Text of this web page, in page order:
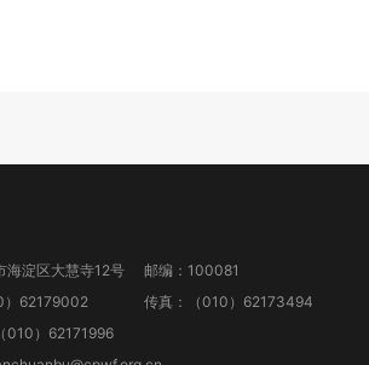
海淀区大慧寺12号
邮编：100081
）62179002
传真：（010）62173494
010）62171996